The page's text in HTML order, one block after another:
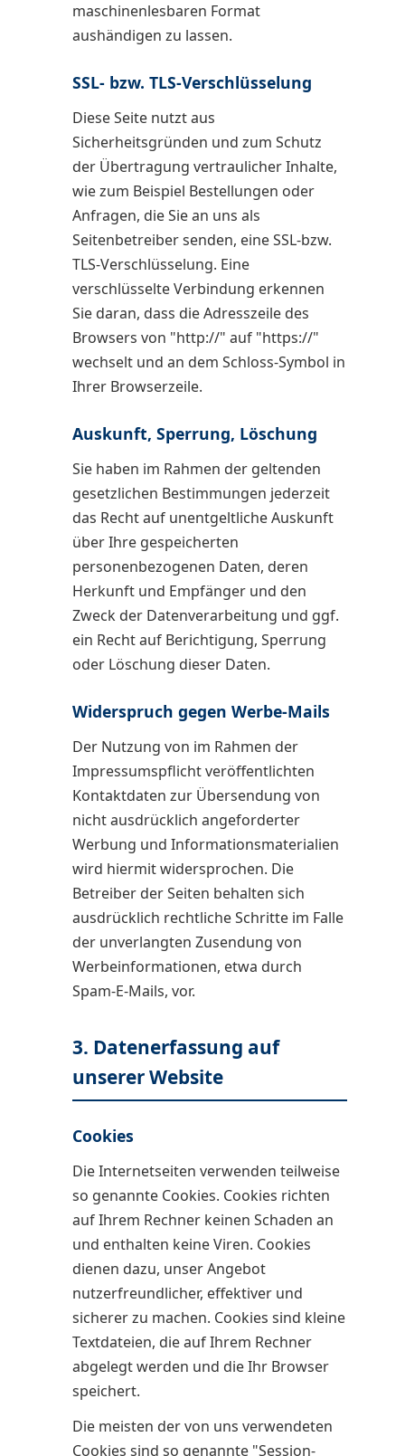
maschinenlesbaren Format
aushändigen zu lassen.
SSL- bzw. TLS-Verschlüsselung
Diese Seite nutzt aus
Sicherheitsgründen und zum Schutz
der Übertragung vertraulicher Inhalte,
wie zum Beispiel Bestellungen oder
Anfragen, die Sie an uns als
Seitenbetreiber senden, eine SSL-bzw.
TLS-Verschlüsselung. Eine
verschlüsselte Verbindung erkennen
Sie daran, dass die Adresszeile des
Browsers von "http://" auf "https://"
wechselt und an dem Schloss-Symbol in
Ihrer Browserzeile.
Auskunft, Sperrung, Löschung
Sie haben im Rahmen der geltenden
gesetzlichen Bestimmungen jederzeit
das Recht auf unentgeltliche Auskunft
über Ihre gespeicherten
personenbezogenen Daten, deren
Herkunft und Empfänger und den
Zweck der Datenverarbeitung und ggf.
ein Recht auf Berichtigung, Sperrung
oder Löschung dieser Daten.
Widerspruch gegen Werbe-Mails
Der Nutzung von im Rahmen der
Impressumspflicht veröffentlichten
Kontaktdaten zur Übersendung von
nicht ausdrücklich angeforderter
Werbung und Informationsmaterialien
wird hiermit widersprochen. Die
Betreiber der Seiten behalten sich
ausdrücklich rechtliche Schritte im Falle
der unverlangten Zusendung von
Werbeinformationen, etwa durch
Spam-E-Mails, vor.
3. Datenerfassung auf
unserer Website
Cookies
Die Internetseiten verwenden teilweise
so genannte Cookies. Cookies richten
auf Ihrem Rechner keinen Schaden an
und enthalten keine Viren. Cookies
dienen dazu, unser Angebot
nutzerfreundlicher, effektiver und
sicherer zu machen. Cookies sind kleine
Textdateien, die auf Ihrem Rechner
abgelegt werden und die Ihr Browser
speichert.
Die meisten der von uns verwendeten
Cookies sind so genannte "Session-